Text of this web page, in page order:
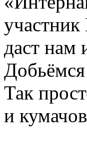
даст нам
Так
и